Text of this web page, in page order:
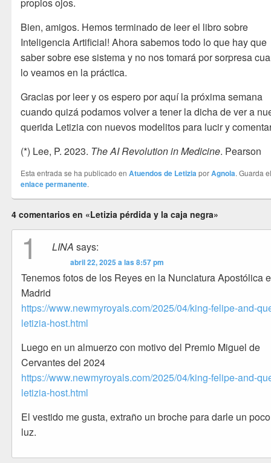
propios ojos.
Bien, amigos. Hemos terminado de leer el libro sobre
Inteligencia Artificial! Ahora sabemos todo lo que hay que
saber sobre ese sistema y no nos tomará por sorpresa
lo veamos en la práctica.
Gracias por leer y os espero por aquí la próxima semana
cuando quizá podamos volver a tener la dicha de ver a
querida Letizia con nuevos modelitos para lucir y
(*) Lee, P. 2023. The AI Revolution in Medicine. Pearson
Esta entrada se ha publicado enAtuendos de LetiziaporAgnola. Guarda
enlace permanente.
4 comentarios en «Letizia pérdida y la caja negra»
1 LINA says:
abril 22, 2025 a las 8:57 pm
Tenemos fotos de los Reyes en la Nunciatura Apostólica
Madrid
https://www.newmyroyals.com/2025/04/king-felipe-and-
letizia-host.html
Luego en un almuerzo con motivo del Premio Miguel de
Cervantes del 2024
https://www.newmyroyals.com/2025/04/king-felipe-and-
letizia-host.html
El vestido me gusta, extraño un broche para darle un
luz.